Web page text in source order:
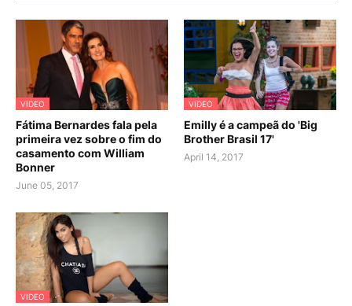
VIDEO
Fátima Bernardes fala pela
primeira vez sobre o fim do
casamento com William
Bonner
June 05, 2017
VIDEO
Emilly é a campeã do 'Big
Brother Brasil 17'
April 14, 2017
VIDEO